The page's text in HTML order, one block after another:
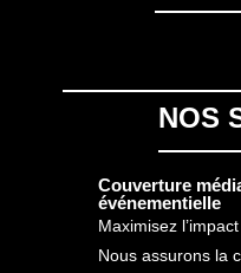
NOS
Couverture
événementielle
Maximisez
Nous assurons la